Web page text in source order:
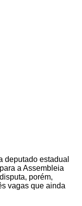
deputado estadual
a Assembleia
porém,
vagas que ainda